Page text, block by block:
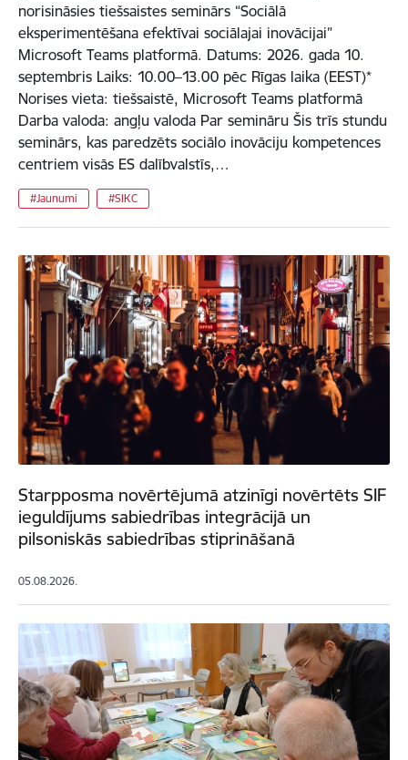
norisināsies tiešsaistes seminārs “Sociālā
eksperimentēšana efektīvai sociālajai inovācijai”
Microsoft Teams platformā. Datums: 2026. gada 10.
septembris Laiks: 10.00–13.00 pēc Rīgas laika (EEST)*
Norises vieta: tiešsaistē, Microsoft Teams platformā
Darba valoda: angļu valoda Par semināru Šis trīs stundu
seminārs, kas paredzēts sociālo inovāciju kompetences
centriem visās ES dalībvalstīs,…
#Jaunumi #SIKC
Starpposma novērtējumā atzinīgi novērtēts SIF
ieguldījums sabiedrības integrācijā un
pilsoniskās sabiedrības stiprināšanā
05.08.2026.